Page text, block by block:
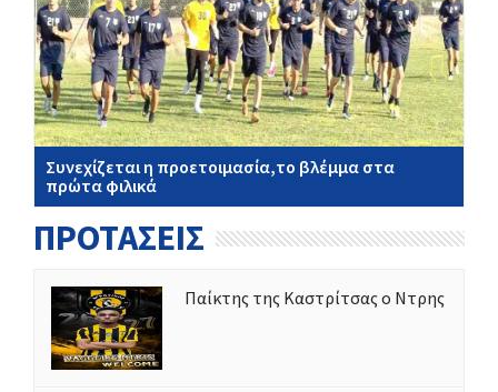
Συνεχίζεται η προετοιμασία,το βλέμμα στα
πρώτα φιλικά
ΠΡΟΤΑΣΕΙΣ
Παίκτης της Καστρίτσας ο Ντρης